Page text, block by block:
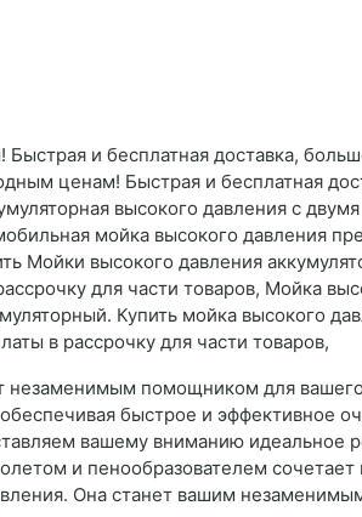
и бесплатная доставка,
ценам! Быстрая и бесплатная
высокого давления с
мойка высокого давления
Мойки высокого давления
для части товаров, Мойка
Купить мойка высокого
в рассрочку для части товаров,
незаменимым помощником для
быстрое и эффективное
вашему вниманию идеальное
и пенообразователем
Она станет вашим